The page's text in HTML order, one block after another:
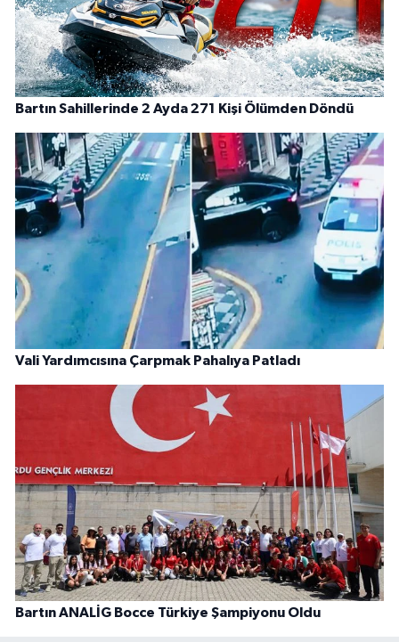
Bartın Sahillerinde 2 Ayda 271 Kişi Ölümden Döndü
Vali Yardımcısına Çarpmak Pahalıya Patladı
Bartın ANALİG Bocce Türkiye Şampiyonu Oldu